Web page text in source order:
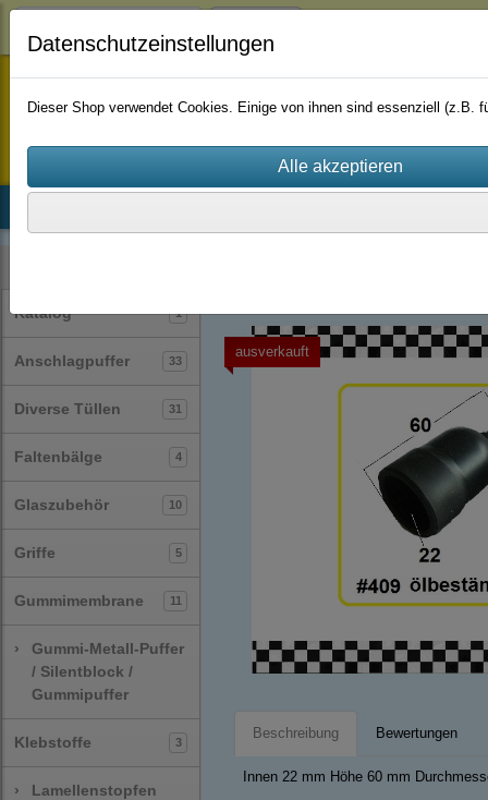
staufenbiel-berlin
Katalog 1
Anschlagpuffer 33
Diverse Tüllen 31
Faltenbälge 4
Glaszubehör 10
Griffe 5
Gummimembrane 11
›
Gummi-Metall-Puffer
/ Silentblock /
Gummipuffer
Klebstoffe 3
› Lamellenstopfen
ausverkauft
Beschreibung Bewertungen
Innen 22 mm Höhe 60 mm
Datenschutzeinstellungen
Dieser Shop verwendet Cookies. Einige von ihnen sind essenziell (z.B.